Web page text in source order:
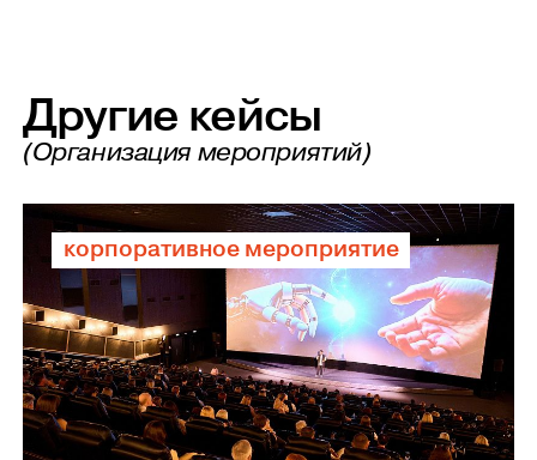
Другие кейсы
(Организация мероприятий)
корпоративное мероприятие